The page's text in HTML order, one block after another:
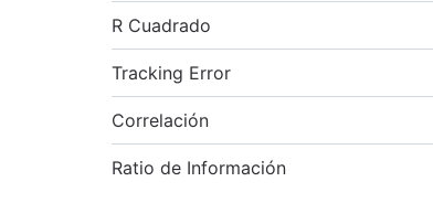
R Cuadrado
Tracking Error
Correlación
Ratio de Información